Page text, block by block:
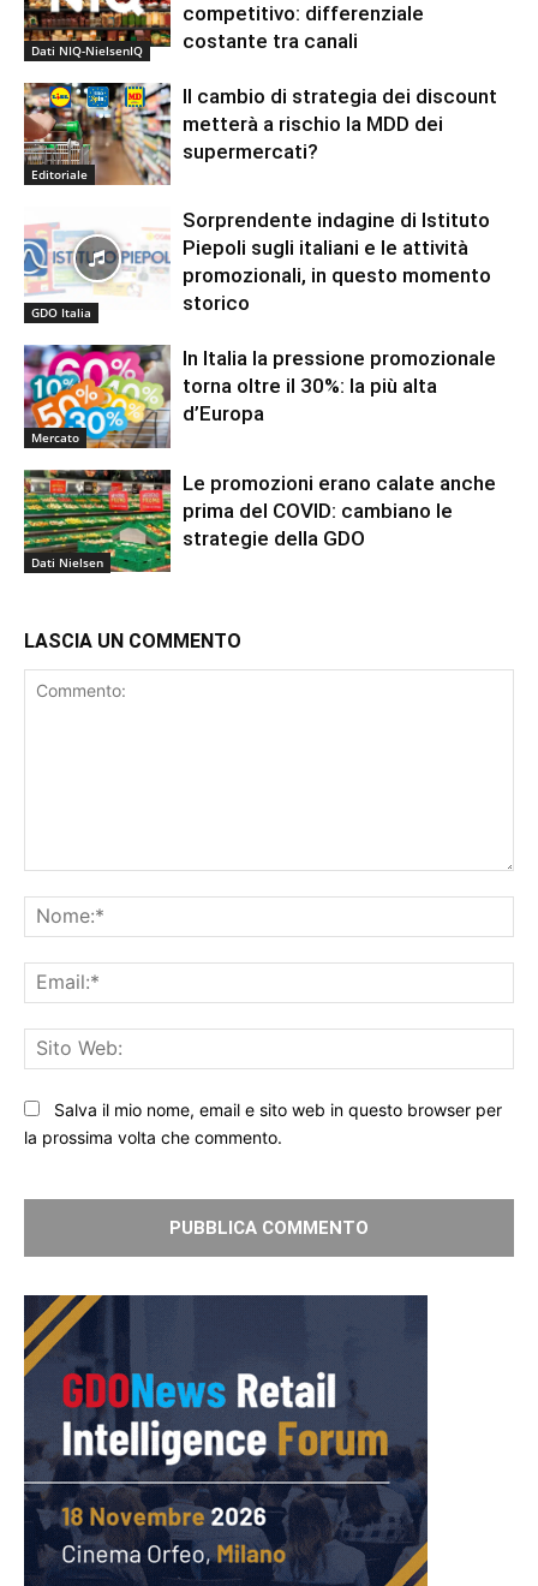
Dati NIQ-NielsenIQ
competitivo: differenziale
costante tra canali
Editoriale
Il cambio di strategia dei discount
metterà a rischio la MDD dei
supermercati?
GDO Italia
Sorprendente indagine di Istituto
Piepoli sugli italiani e le attività
promozionali, in questo momento
storico
Mercato
In Italia la pressione promozionale
torna oltre il 30%: la più alta
d’Europa
Dati Nielsen
Le promozioni erano calate anche
prima del COVID: cambiano le
strategie della GDO
LASCIA UN COMMENTO
Salva il mio nome, email e sito web in questo browser per
la prossima volta che commento.